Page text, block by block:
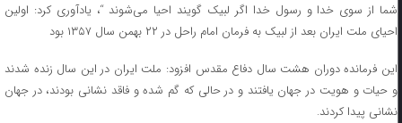
شما از سوی خدا و رسول خدا اگر لبیک گویند احیا می‌شوند “، یادآوری کرد: اولین
احیای ملت ایران بعد از لبیک به فرمان امام راحل در ۲۲ بهمن سال ۱۳۵۷ بود
این فرمانده دوران هشت سال دفاع مقدس افزود: ملت ایران در این سال زنده شدند
و حیات و هویت در جهان یافتند و در حالی که گم شده و فاقد نشانی بودند، در جهان
نشانی پیدا کردند.